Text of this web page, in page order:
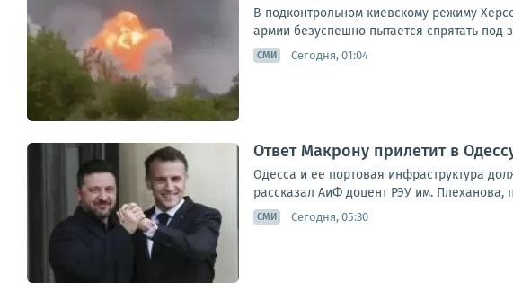
В подконтрольном киевскому режиму
армии безуспешно пытается спрятать
СМИ Сегодня, 01:04
Ответ Макрону прилетит в
Одесса и ее портовая инфраструктура
рассказал АиФ доцент РЭУ им. Плеханова,
СМИ Сегодня, 05:30